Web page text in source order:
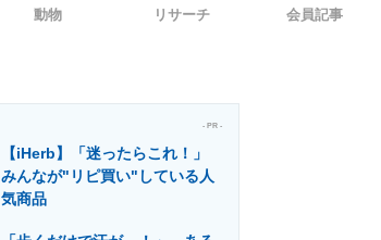
マーケ×ITの今がよく分かる
動物 リサーチ 会員記事
- PR -
【iHerb】「迷ったらこれ！」
みんなが"リピ買い"している人
気商品